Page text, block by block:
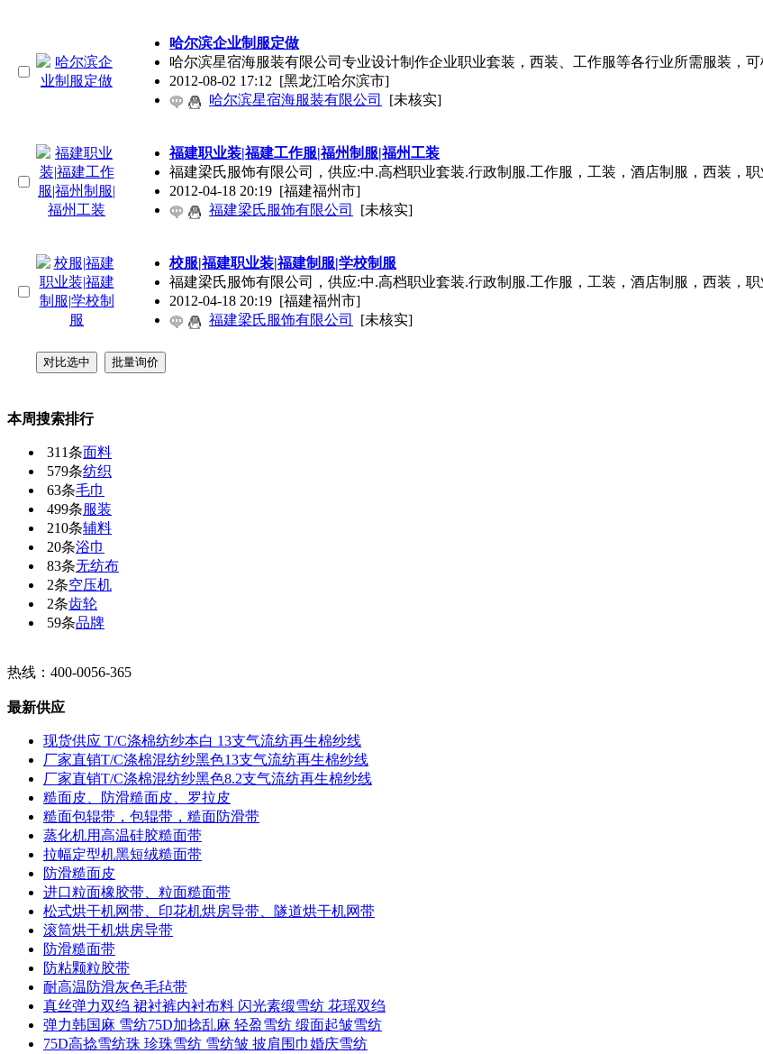
哈尔滨企业制服定做
哈尔滨星宿海服装有限公司专业设计制作企业职业套装，西装、工作服等各行业所需服装，
2012-08-02 17:12 [黑龙江哈尔滨市]
哈尔滨星宿海服装有限公司
[未核实]
福建职业装|福建工作服|福州制服|福州工装
福建梁氏服饰有限公司，供应:中.高档职业套装.行政制服.工作服，工装，酒店制服，西装，
2012-04-18 20:19 [福建福州市]
福建梁氏服饰有限公司
[未核实]
校服|福建职业装|福建制服|学校制服
福建梁氏服饰有限公司，供应:中.高档职业套装.行政制服.工作服，工装，酒店制服，西装，
2012-04-18 20:19 [福建福州市]
福建梁氏服饰有限公司
[未核实]
本周搜索排行
311条面料
579条纺织
63条毛巾
499条服装
210条辅料
20条浴巾
83条无纺布
2条空压机
2条齿轮
59条品牌
热线：400-0056-365
最新供应
现货供应 T/C涤棉纺纱本白 13支气流纺再生棉纱线
厂家直销T/C涤棉混纺纱黑色13支气流纺再生棉纱线
厂家直销T/C涤棉混纺纱黑色8.2支气流纺再生棉纱线
糙面皮、防滑糙面皮、罗拉皮
糙面包辊带，包辊带，糙面防滑带
蒸化机用高温硅胶糙面带
拉幅定型机黑短绒糙面带
防滑糙面皮
进口粒面橡胶带、粒面糙面带
松式烘干机网带、印花机烘房导带、隧道烘干机网带
滚筒烘干机烘房导带
防滑糙面带
防粘颗粒胶带
耐高温防滑灰色毛毡带
真丝弹力双绉 裙衬裤内衬布料 闪光素缎雪纺 花瑶双绉
弹力韩国麻 雪纺75D加捻乱麻 轻盈雪纺 缎面起皱雪纺
75D高捻雪纺珠 珍珠雪纺 雪纺皱 披肩围巾婚庆雪纺